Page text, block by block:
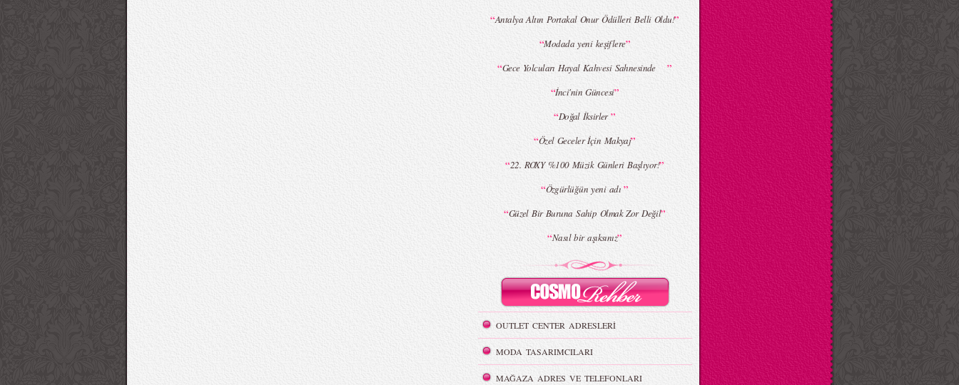
“Antalya Altın Portakal Onur Ödülleri Belli Oldu!”
“Modada yeni keşiflere”
“Gece Yolcuları Hayal Kahvesi Sahnesinde”
“İnci'nin Güncesi”
“Doğal İksirler”
“Özel Geceler İçin Makyaj”
“22. ROXY %100 Müzik Günleri Başlıyor!”
“Özgürlüğün yeni adı”
“Güzel Bir Buruna Sahip Olmak Zor Değil”
“Nasıl bir aşıksınız”
OUTLET CENTER ADRESLERİ
MODA TASARIMCILARI
MAĞAZA ADRES VE TELEFONLARI